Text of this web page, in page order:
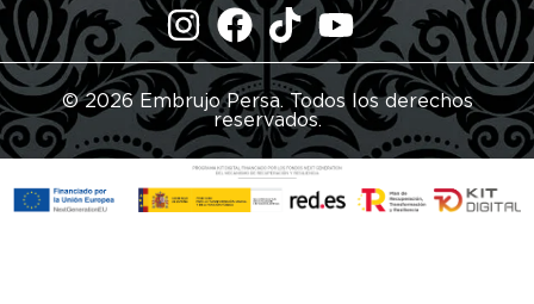
© 2026 Embrujo Persa. Todos los derechos
reservados.